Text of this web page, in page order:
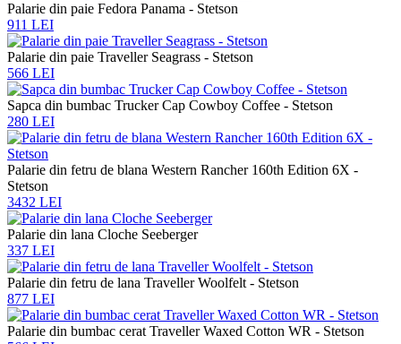
Palarie din paie Fedora Panama - Stetson
911 LEI
Palarie din paie Traveller Seagrass - Stetson
566 LEI
Sapca din bumbac Trucker Cap Cowboy Coffee - Stetson
280 LEI
Palarie din fetru de blana Western Rancher 160th Edition 6X -
Stetson
3432 LEI
Palarie din lana Cloche Seeberger
337 LEI
Palarie din fetru de lana Traveller Woolfelt - Stetson
877 LEI
Palarie din bumbac cerat Traveller Waxed Cotton WR - Stetson